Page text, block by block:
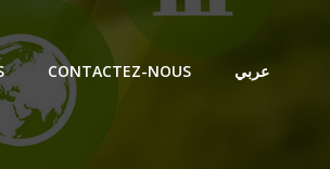
CONTACTEZ-NOUS عربي